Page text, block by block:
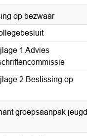
op bezwaar
1 Advies
2 Beslissing op
groepsaanpak jeugd